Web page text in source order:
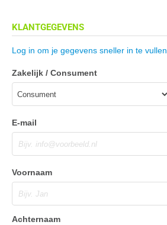
KLANTGEGEVENS
Log in om je gegevens sneller in te vullen
Zakelijk / Consument
E-mail
Voornaam
Achternaam